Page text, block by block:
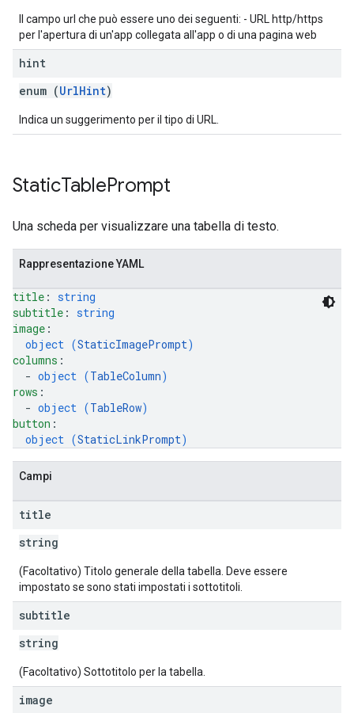
Il campo url che può essere uno dei seguenti: - URL http/https
per l'apertura di un'app collegata all'app o di una pagina web
hint
enum (UrlHint)
Indica un suggerimento per il tipo di URL.
StaticTablePrompt
Una scheda per visualizzare una tabella di testo.
Rappresentazione YAML
title : string
subtitle : string
image :
object (StaticImagePrompt)
columns :
  -
object (TableColumn)
rows :
  -
object (TableRow)
button :
object (StaticLinkPrompt)
Campi
title
string
(Facoltativo) Titolo generale della tabella. Deve essere
impostato se sono stati impostati i sottotitoli.
subtitle
string
(Facoltativo) Sottotitolo per la tabella.
image